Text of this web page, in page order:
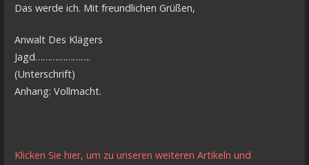
Das werde ich. Mit freundlichen Grüßen,
Anwalt Des Klägers
Jagd………………….
(Unterschrift)
Anhang: Vollmacht.
Klicken Sie hier, um zu unseren weiteren Artikeln und